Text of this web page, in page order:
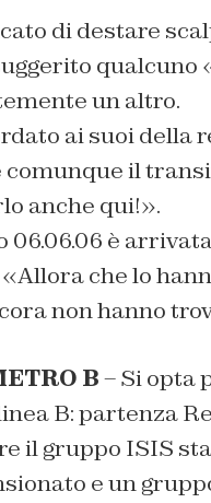
di destare
qualcuno
un altro.
ai suoi della
il
anche qui!».
06.06.06 è
che lo
non hanno
B– Si opta
B: partenza
il gruppo ISIS
e un